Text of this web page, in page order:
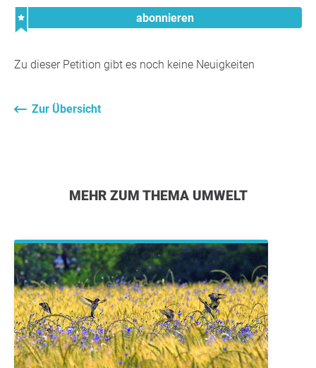
abonnieren
Zu dieser Petition gibt es noch keine Neuigkeiten
Zur Übersicht
MEHR ZUM THEMA UMWELT